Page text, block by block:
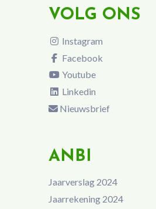
VOLG ONS
Instagram
Facebook
Youtube
Linkedin
Nieuwsbrief
ANBI
Jaarverslag 2024
Jaarrekening 2024